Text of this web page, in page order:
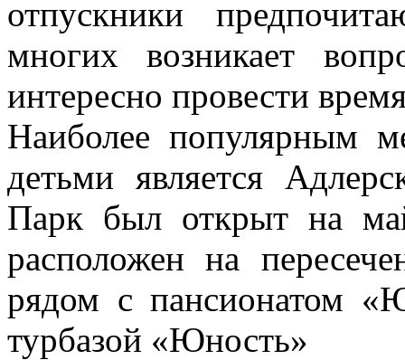
отпускники
многих возникает
интересно провести
Наиболее популярным
детьми является
Парк был открыт на
расположен на
рядом с пансионатом
турбазой «Юность»